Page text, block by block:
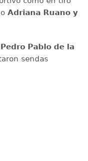
Adriana Ruano y
Pedro Pablo de la
sendas